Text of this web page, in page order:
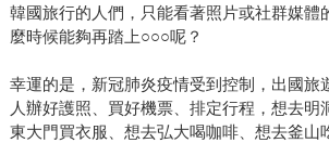
韓國旅行的人們，只能看著照片或社群媒體
麼時候能夠再踏上○○○呢？
幸運的是，新冠肺炎疫情受到控制，出國旅
人辦好護照、買好機票、排定行程，想去明
東大門買衣服、想去弘大喝咖啡、想去釜山